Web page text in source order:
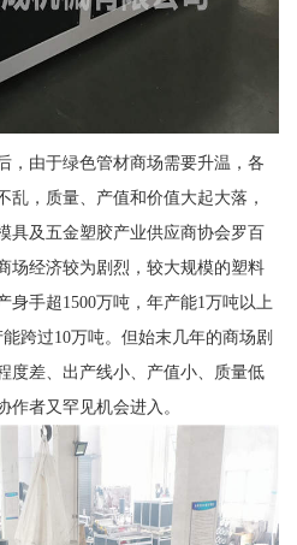
，由于绿色管材商场需要升温，各
乱，质量、产值和价值大起大落，
具及五金塑胶产业供应商协会罗百
场经济较为剧烈，较大规模的塑料
身手超1500万吨，年产能1万吨以上
跨过10万吨。但始末几年的商场剧
度差、出产线小、产值小、质量低
作者又罕见机会进入。